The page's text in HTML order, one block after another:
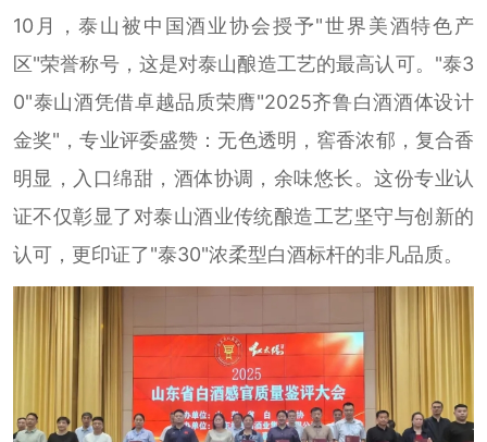
10月，泰山被中国酒业协会授予"世界美酒特色产
区"荣誉称号，这是对泰山酿造工艺的最高认可。"泰3
0"泰山酒凭借卓越品质荣膺"2025齐鲁白酒酒体设计
金奖"，专业评委盛赞：无色透明，窖香浓郁，复合香
明显，入口绵甜，酒体协调，余味悠长。这份专业认
证不仅彰显了对泰山酒业传统酿造工艺坚守与创新的
认可，更印证了"泰30"浓柔型白酒标杆的非凡品质。